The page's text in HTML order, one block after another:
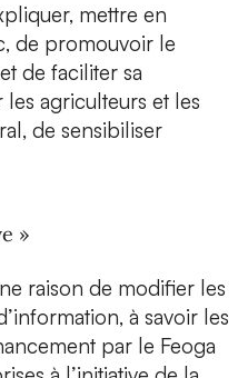
mettre en
de promouvoir le
de faciliter sa
agriculteurs et les
de sensibiliser
»
raison de modifier les
à savoir les
par le Feoga